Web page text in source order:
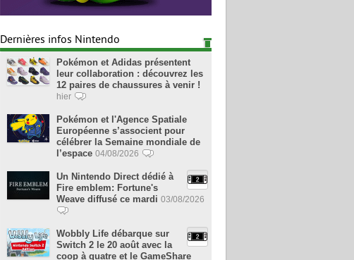
Dernières infos Nintendo
Pokémon et Adidas présentent
leur collaboration : découvrez les
12 paires de chaussures à venir !
hier
Pokémon et l'Agence Spatiale
Européenne s’associent pour
célébrer la Semaine mondiale de
l’espace 04/08/2026
Un Nintendo Direct dédié à
Fire emblem: Fortune's
Weave diffusé ce mardi 03/08/2026
Wobbly Life débarque sur
Switch 2 le 20 août avec la
coop à quatre et le GameShare